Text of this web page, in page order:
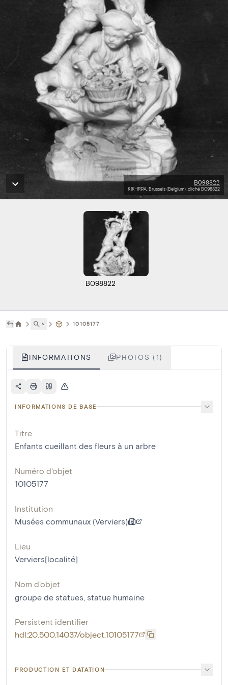
B098822
KIK-IRPA, Brussels (Belgium), cliché B098822
B098822
˅ 10105177
INFORMATIONS PHOTOS (1)
INFORMATIONS DE BASE
Titre
Enfants cueillant des fleurs à un arbre
Numéro d'objet
10105177
Institution
Musées communaux (Verviers)
Lieu
Verviers[localité]
Nom d'objet
groupe de statues statue humaine
Persistent identifier
hdl:20.500.14037/object.10105177
PRODUCTION ET DATATION